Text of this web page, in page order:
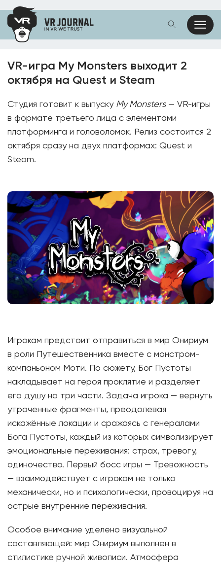
VR-игра My Monsters выходит 2
октября на Quest и Steam
Студия готовит к выпуску My Monsters— VR-игры
в формате третьего лица с элементами
платформинга и головоломок. Релиз состоится 2
октября сразу на двух платформах: Quest и
Steam.
Игрокам предстоит отправиться в мир Онириум
в роли Путешественника вместе с монстром-
компаньоном Моти. По сюжету, Бог Пустоты
накладывает на героя проклятие и разделяет
его душу на три части. Задача игрока — вернуть
утраченные фрагменты, преодолевая
искажённые локации и сражаясь с генералами
Бога Пустоты, каждый из которых символизирует
эмоциональные переживания: страх, тревогу,
одиночество. Первый босс игры — Тревожность
— взаимодействует с игроком не только
механически, но и психологически, провоцируя на
острые внутренние переживания.
Особое внимание уделено визуальной
составляющей: мир Онириум выполнен в
стилистике ручной живописи. Атмосфера